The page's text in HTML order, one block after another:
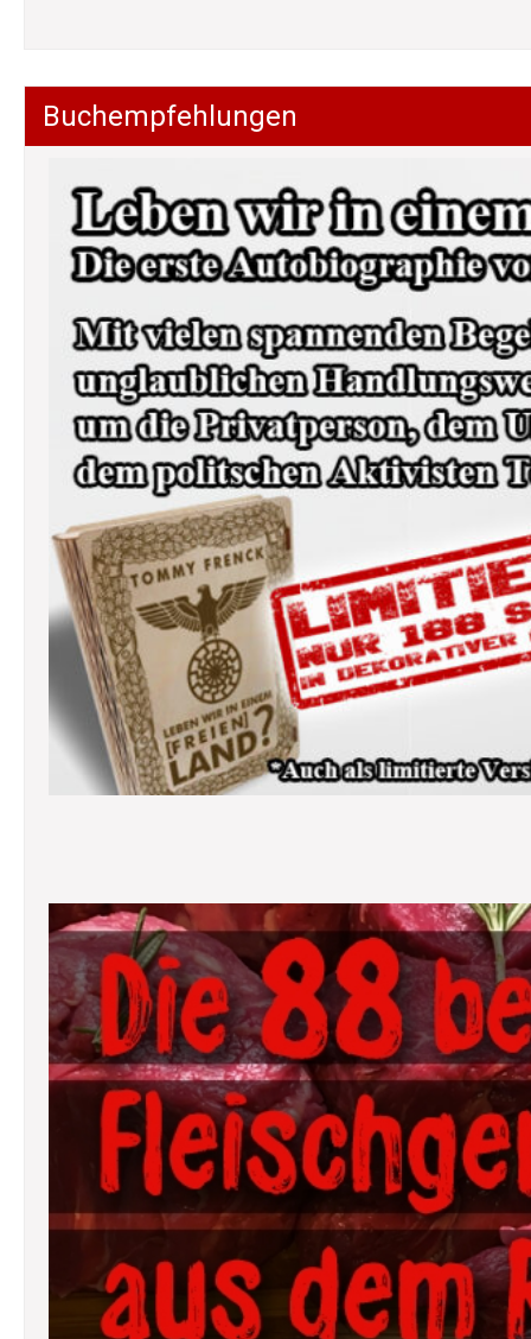
Buchempfehlungen